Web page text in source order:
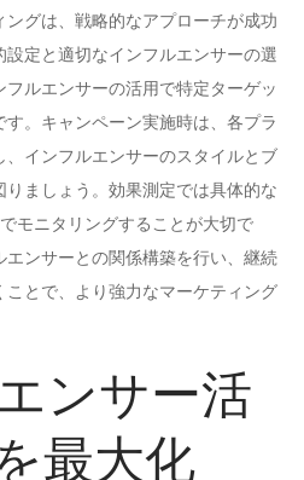
グは、戦略的なアプローチが成功
定と適切なインフルエンサーの選
ルエンサーの活用で特定ターゲッ
す。キャンペーン実施時は、各プラ
インフルエンサーのスタイルとブ
ましょう。効果測定では具体的な
モニタリングすることが大切で
ンサーとの関係構築を行い、継続
とで、より強力なマーケティング
ンサー活
最大化